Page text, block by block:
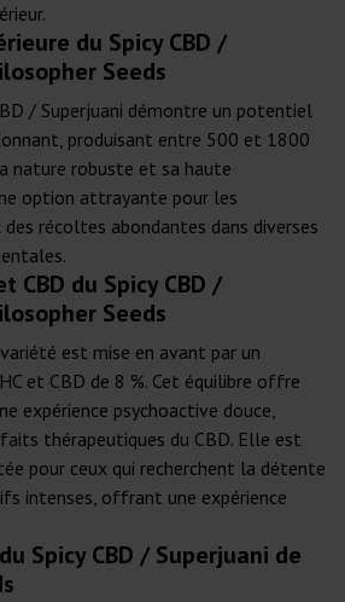
du Spicy CBD /
Seeds
/ Superjuani démontre un potentiel
produisant entre 500 et 1800
nature robuste et sa haute
option attrayante pour les
récoltes abondantes dans diverses
CBD du Spicy CBD /
Seeds
est mise en avant par un
et CBD de 8 %. Cet équilibre offre
expérience psychoactive douce,
thérapeutiques du CBD. Elle est
pour ceux qui recherchent la détente
intenses, offrant une expérience
Spicy CBD / Superjuani de